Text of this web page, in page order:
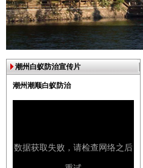
潮州白蚁防治宣传片
潮州潮顺白蚁防治